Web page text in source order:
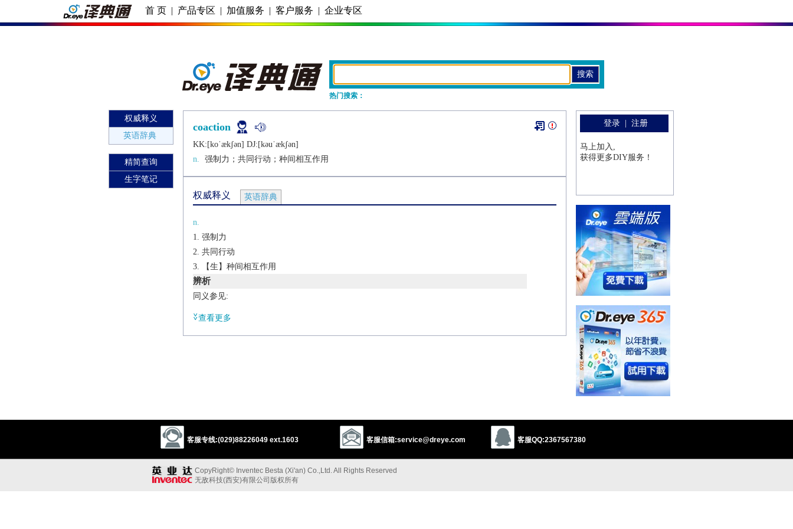
首 页 | 产品专区 | 加值服务 | 客户服务 | 企业专区
热门搜索：
权威释义
英语辞典
精简查询
生字笔记
coaction
KK:[koˈækʃǝn] DJ:[kǝuˈækʃǝn]
n.
强制力；共同行动；种间相互作用
权威释义 英语辞典
n.
强制力
共同行动
【生】种间相互作用
辨析
同义参见:
查看更多
客服专线:(029)88226049 ext.1603 客服信箱:service@dreye.com 客服QQ:2367567380
CopyRight© Inventec Besta (Xi'an) Co.,Ltd. All Rights Reserved
无敌科技(西安)有限公司版权所有